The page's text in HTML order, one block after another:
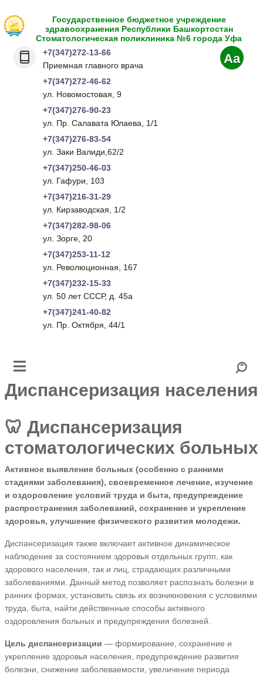
Государственное бюджетное учреждение
здравоохранения Республики Башкортостан
Стоматологическая поликлиника №6 города Уфа
+7(347)272-13-66
Приемная главного врача
+7(347)272-46-62
ул. Новомостовая, 9
+7(347)276-90-23
ул. Пр. Салавата Юлаева, 1/1
+7(347)276-83-54
ул. Заки Валиди,62/2
+7(347)250-46-03
ул. Гафури, 103
+7(347)216-31-29
ул. Кирзаводская, 1/2
+7(347)282-98-06
ул. Зорге, 20
+7(347)253-11-12
ул. Революционная, 167
+7(347)232-15-33
ул. 50 лет СССР, д. 45а
+7(347)241-40-82
ул. Пр. Октября, 44/1
Aa
Диспансеризация населения
🦷 Диспансеризация
стоматологических больных
Активное выявление больных (особенно с ранними
стадиями заболевания), своевременное лечение, изучение
и оздоровление условий труда и быта, предупреждение
распространения заболеваний, сохранение и укрепление
здоровья, улучшение физического развития молодежи.
Диспансеризация также включает активное динамическое
наблюдение за состоянием здоровья отдельных групп, как
здорового населения, так и лиц, страдающих различными
заболеваниями. Данный метод позволяет распознать болезни в
ранних формах, установить связь их возникновения с условиями
труда, быта, найти действенные способы активного
оздоровления больных и предупреждения болезней.
Цель диспансеризации — формирование, сохранение и
укрепление здоровья населения, предупреждение развития
болезни, снижение заболеваемости, увеличение периода